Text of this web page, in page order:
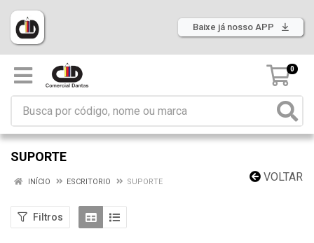
Baixe já nosso APP
0
SUPORTE
VOLTAR
INÍCIO ESCRITORIO SUPORTE
Filtros